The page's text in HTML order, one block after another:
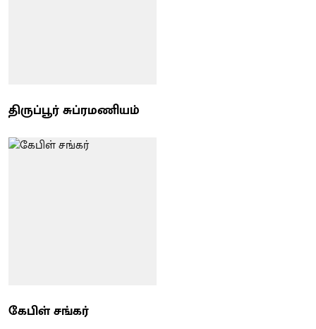
திருப்பூர் சுப்ரமணியம்
கேபிள் சங்கர்